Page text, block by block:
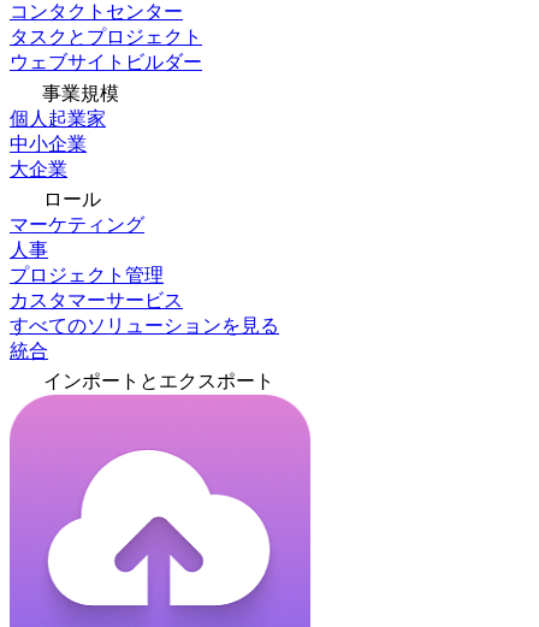
コンタクトセンター
タスクとプロジェクト
ウェブサイトビルダー
事業規模
個人起業家
中小企業
大企業
ロール
マーケティング
人事
プロジェクト管理
カスタマーサービス
すべてのソリューションを見る
統合
インポートとエクスポート